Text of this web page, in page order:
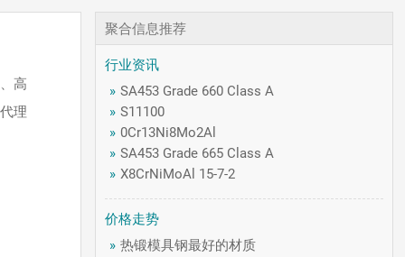
高
理
聚合信息推荐
行业资讯
» SA453 Grade 660 Class A
» S11100
» 0Cr13Ni8Mo2Al
» SA453 Grade 665 Class A
» X8CrNiMoAl 15-7-2
价格走势
» 热锻模具钢最好的材质